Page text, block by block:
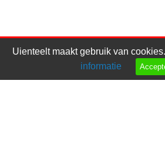
Uienteelt maakt gebruik van cookies.
informatie